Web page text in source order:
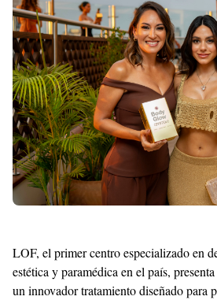
Design
With
Shroff
Templates
LOF, el primer centro especializado en
estética y paramédica en el país,
un innovador tratamiento diseñado para